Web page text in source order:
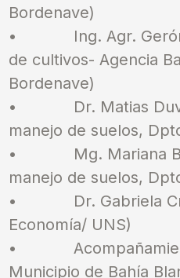
Bordenave)
•
Ing. Agr.
de cultivos- Agencia
Bordenave)
•
Dr. Matias
manejo de suelos,
•
Mg. Mariana
manejo de suelos,
•
Dr. Gabriela
Economía/ UNS)
•
Municipio de Bahía